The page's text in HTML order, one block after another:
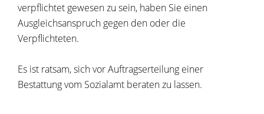
verpflichtet gewesen zu sein, haben Sie einen
Ausgleichsanspruch gegen den oder die
Verpflichteten.
Es ist ratsam, sich vor Auftragserteilung einer
Bestattung vom Sozialamt beraten zu lassen.